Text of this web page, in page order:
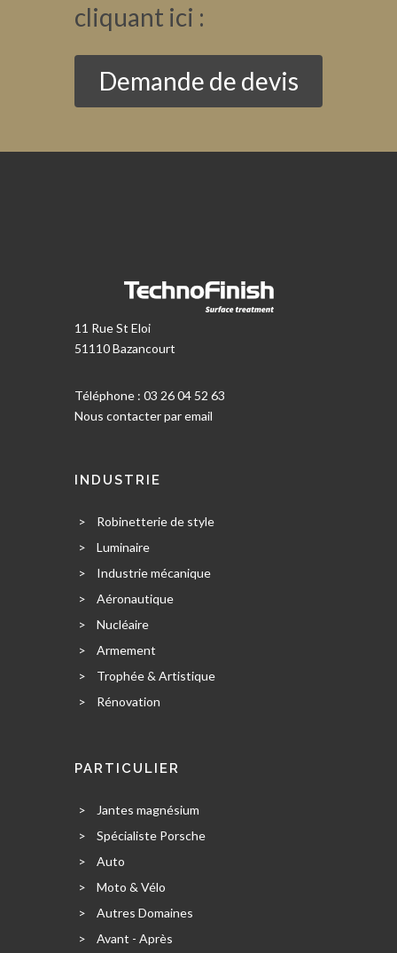
cliquant ici :
Demande de devis
11 Rue St Eloi
51110 Bazancourt
Téléphone : 03 26 04 52 63
Nous contacter par email
INDUSTRIE
>
Robinetterie de style
>
Luminaire
>
Industrie mécanique
>
Aéronautique
>
Nucléaire
>
Armement
>
Trophée & Artistique
>
Rénovation
PARTICULIER
>
Jantes magnésium
>
Spécialiste Porsche
>
Auto
>
Moto & Vélo
>
Autres Domaines
>
Avant - Après